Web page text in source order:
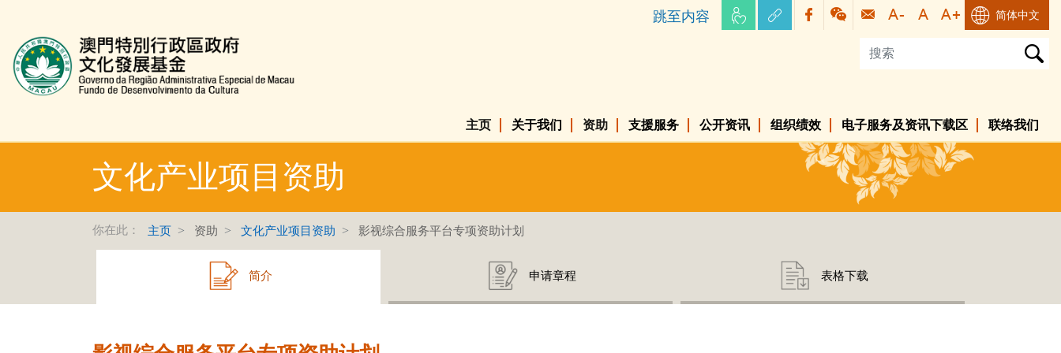
跳至内容 简体中文
文化发展基金网页
主页 关于我们 资助 支援服务 公开资讯 组织绩效 电子服务及资讯下载区 联络我们
文化产业项目资助
你在此： 主页 资助 文化产业项目资助 影视综合服务平台专项资助计划
简介 申请章程 表格下载